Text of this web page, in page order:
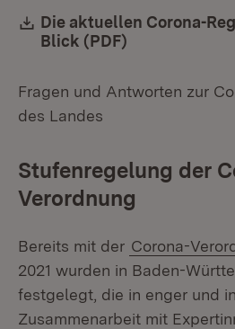
Download:
Die aktuellen Corona-
Blick (PDF)
Fragen und Antworten zur
des Landes
Stufenregelung der
Verordnung
Bereits mit der Corona-
2021 wurden in Baden-
festgelegt, die in enger und
Zusammenarbeit mit